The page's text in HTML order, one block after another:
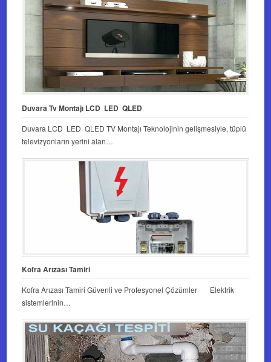
Duvara Tv Montajı LCD LED QLED
Duvara LCD LED QLED TV Montajı Teknolojinin gelişmesiyle, tüplü
televizyonların yerini alan…
Kofra Arızası Tamiri
Kofra Arızası Tamiri Güvenli ve Profesyonel Çözümler Elektrik
sistemlerinin…